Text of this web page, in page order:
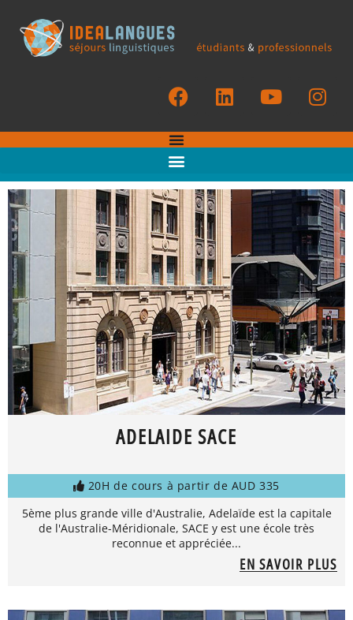
ADELAIDE SACE
20H de cours à partir de AUD 335
5ème plus grande ville d'Australie, Adelaïde est la capitale
de l'Australie-Méridionale, SACE y est une école très
reconnue et appréciée...
EN SAVOIR PLUS